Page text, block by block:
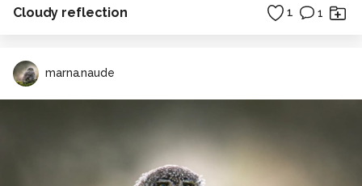
Cloudy reflection 1 1
marna.naude